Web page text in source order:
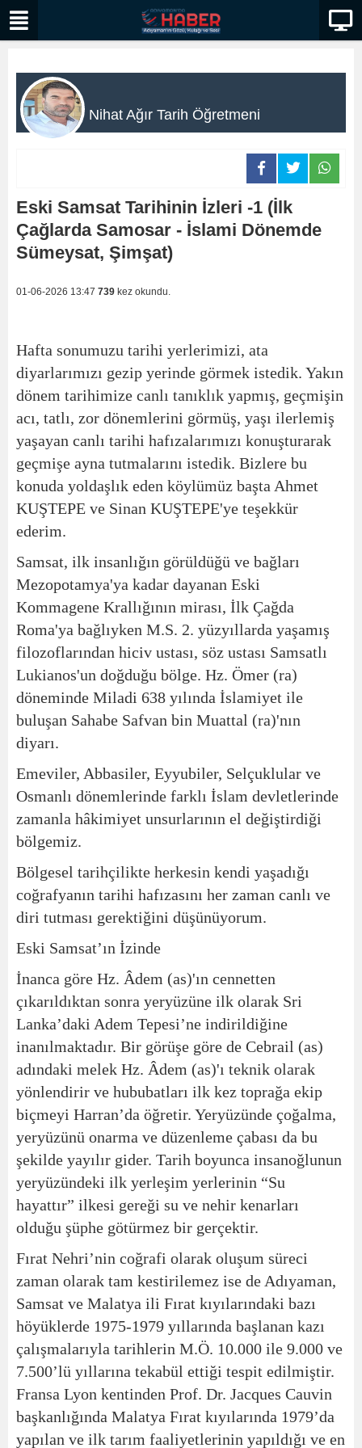
Nihat Ağır Tarih Öğretmeni
Eski Samsat Tarihinin İzleri -1 (İlk
Çağlarda Samosar - İslami Dönemde
Sümeysat, Şimşat)
01-06-2026 13:47 739 kez okundu.
Hafta sonumuzu tarihi yerlerimizi, ata
diyarlarımızı gezip yerinde görmek istedik. Yakın
dönem tarihimize canlı tanıklık yapmış, geçmişin
acı, tatlı, zor dönemlerini görmüş, yaşı ilerlemiş
yaşayan canlı tarihi hafızalarımızı konuşturarak
geçmişe ayna tutmalarını istedik. Bizlere bu
konuda yoldaşlık eden köylümüz başta Ahmet
KUŞTEPE ve Sinan KUŞTEPE'ye teşekkür
ederim.
Samsat, ilk insanlığın görüldüğü ve bağları
Mezopotamya'ya kadar dayanan Eski
Kommagene Krallığının mirası, İlk Çağda
Roma'ya bağlıyken M.S. 2. yüzyıllarda yaşamış
filozoflarından hiciv ustası, söz ustası Samsatlı
Lukianos'un doğduğu bölge. Hz. Ömer (ra)
döneminde Miladi 638 yılında İslamiyet ile
buluşan Sahabe Safvan bin Muattal (ra)'nın
diyarı.
Emeviler, Abbasiler, Eyyubiler, Selçuklular ve
Osmanlı dönemlerinde farklı İslam devletlerinde
zamanla hâkimiyet unsurlarının el değiştirdiği
bölgemiz.
Bölgesel tarihçilikte herkesin kendi yaşadığı
coğrafyanın tarihi hafızasını her zaman canlı ve
diri tutması gerektiğini düşünüyorum.
Eski Samsat’ın İzinde
İnanca göre Hz. Âdem (as)'ın cennetten
çıkarıldıktan sonra yeryüzüne ilk olarak Sri
Lanka’daki Adem Tepesi’ne indirildiğine
inanılmaktadır. Bir görüşe göre de Cebrail (as)
adındaki melek Hz. Âdem (as)'ı teknik olarak
yönlendirir ve hububatları ilk kez toprağa ekip
biçmeyi Harran’da öğretir. Yeryüzünde çoğalma,
yeryüzünü onarma ve düzenleme çabası da bu
şekilde yayılır gider. Tarih boyunca insanoğlunun
yeryüzündeki ilk yerleşim yerlerinin “Su
hayattır” ilkesi gereği su ve nehir kenarları
olduğu şüphe götürmez bir gerçektir.
Fırat Nehri’nin coğrafi olarak oluşum süreci
zaman olarak tam kestirilemez ise de Adıyaman,
Samsat ve Malatya ili Fırat kıyılarındaki bazı
höyüklerde 1975-1979 yıllarında başlanan kazı
çalışmalarıyla tarihlerin M.Ö. 10.000 ile 9.000 ve
7.500’lü yıllarına tekabül ettiği tespit edilmiştir.
Fransa Lyon kentinden Prof. Dr. Jacques Cauvin
başkanlığında Malatya Fırat kıyılarında 1979’da
yapılan ve ilk tarım faaliyetlerinin yapıldığı ve en